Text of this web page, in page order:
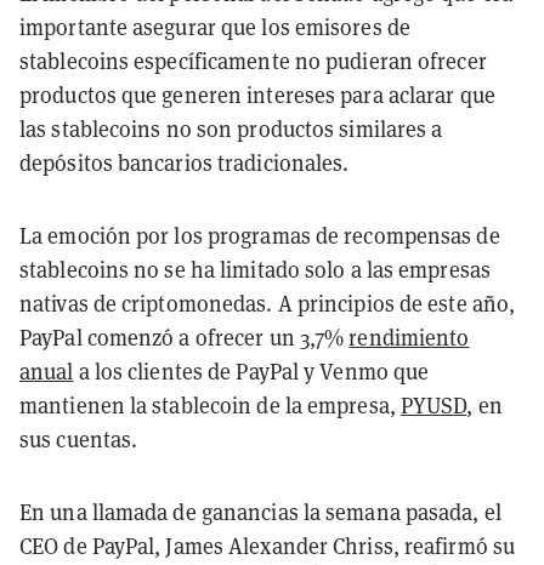
importante asegurar que los emisores de
stablecoins específicamente no pudieran ofrecer
productos que generen intereses para aclarar que
las stablecoins no son productos similares a
depósitos bancarios tradicionales.
La emoción por los programas de recompensas de
stablecoins no se ha limitado solo a las empresas
nativas de criptomonedas. A principios de este año,
PayPal comenzó a ofrecer un 3,7%rendimiento
anual a los clientes de PayPal y Venmo que
mantienen la stablecoin de la empresa, PYUSD, en
sus cuentas.
En una llamada de ganancias la semana pasada, el
CEO de PayPal, James Alexander Chriss, reafirmó su